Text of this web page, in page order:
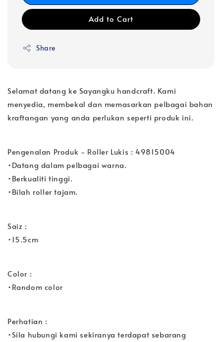
Add to Cart
Share
Selamat datang ke Sayangku handcraft. Kami
menyedia, membekal dan memasarkan pelbagai bahan
kraftangan yang anda perlukan seperti produk ini.
Pengenalan Produk - Roller Lukis : 49815004
•Datang dalam pelbagai warna.
•Berkualiti tinggi.
•Bilah roller tajam.
Saiz :
•15.5cm
Color :
•Random color
Perhatian :
•Sila hubungi kami sekiranya terdapat sebarang